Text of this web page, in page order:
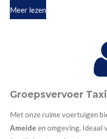
Meer lezen
Groepsvervoer
Met onze ruime voertuigen
Ameide en omgeving.